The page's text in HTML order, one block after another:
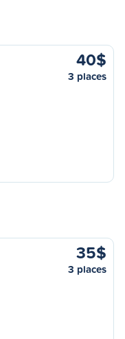
40$
3 places
35$
3 places